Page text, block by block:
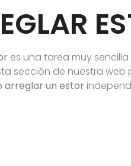
es una tarea muy
sección de nuestra
arreglar un estor